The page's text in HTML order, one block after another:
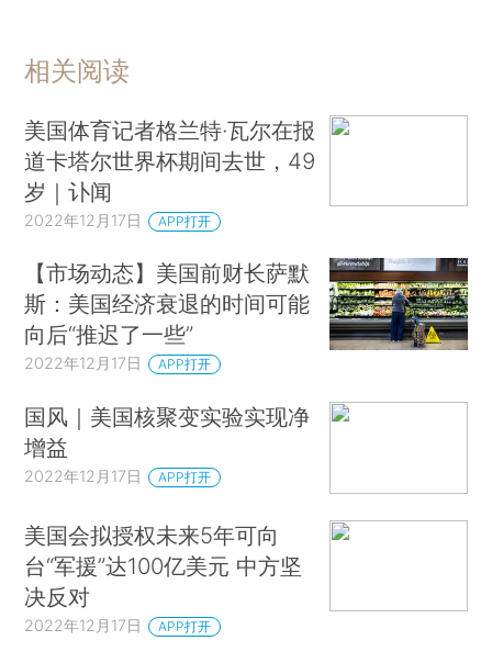
相关阅读
美国体育记者格兰特·瓦尔在报
道卡塔尔世界杯期间去世，49
岁｜讣闻
2022年12月17日 APP打开
【市场动态】美国前财长萨默
斯：美国经济衰退的时间可能
向后“推迟了一些”
2022年12月17日 APP打开
国风｜美国核聚变实验实现净
增益
2022年12月17日 APP打开
美国会拟授权未来5年可向
台“军援”达100亿美元 中方坚
决反对
2022年12月17日 APP打开